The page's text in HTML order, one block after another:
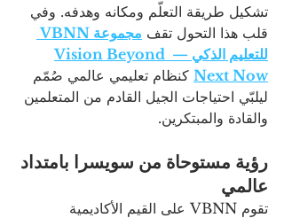
تشكيل طريقة التعلّم ومكانه وهدفه. وفي
قلب هذا التحول تقف
مجموعة VBNN
للتعليم الذكي — Vision Beyond
Next Now كنظام تعليمي عالمي صُمّم
ليلبّي احتياجات الجيل القادم من المتعلمين
والقادة والمبتكرين.
رؤية مستوحاة من سويسرا بامتداد
عالمي
تقوم VBNN على القيم الأكاديمية